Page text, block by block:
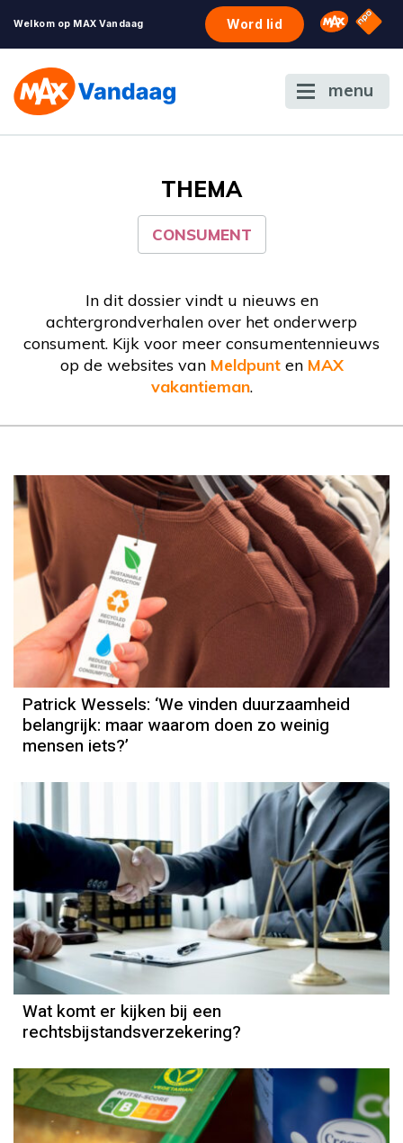
Welkom op MAX Vandaag Word lid Omroep
NPO
menu
THEMA
CONSUMENT
In dit dossier vindt u nieuws en
achtergrondverhalen over het onderwerp
consument. Kijk voor meer consumentennieuws
op de websites van Meldpunten MAX
vakantieman.
Patrick Wessels
Patrick Wessels: ‘We vinden duurzaamheid
belangrijk: maar waarom doen zo weinig
mensen iets?’
Wat komt er kijken bij een
rechtsbijstandsverzekering?